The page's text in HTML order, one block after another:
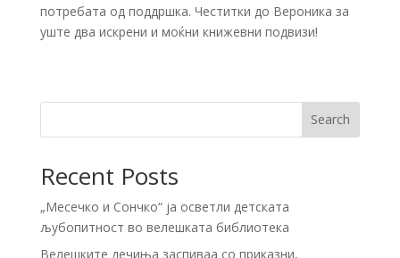
потребата од поддршка. Честитки до Вероника за
уште два искрени и моќни книжевни подвизи!
Search
Recent Posts
„Месечко и Сончко“ ја осветли детската
љубопитност во велешката библиотека
Велешките дечиња заспиваа со приказни,